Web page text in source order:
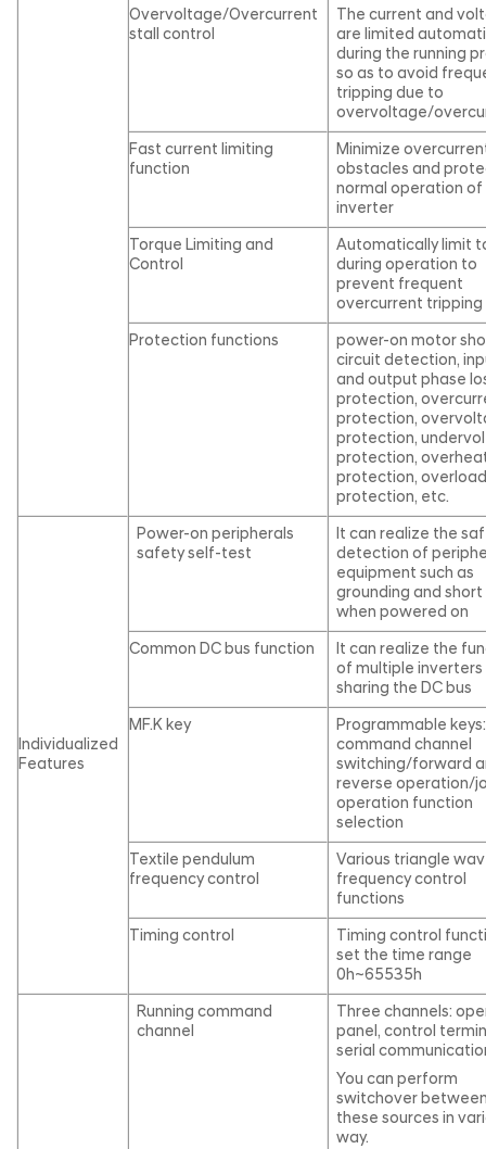
Overvoltage/Overcurrent
stall control
The current and
are limited
during the running
so as to avoid
tripping due to
overvoltage/
Fast current limiting
function
Minimize
obstacles and
normal operation
inverter
Torque Limiting and
Control
Automatically limit
during operation to
prevent frequent
overcurrent tripping
Protection functions
power-on motor
circuit detection,
and output phase
protection,
protection,
protection,
protection,
protection,
protection, etc.
Individualized
Features
Power-on peripherals
safety self-test
It can realize the
detection of
equipment such as
grounding and
when powered on
Common DC bus function
It can realize the
of multiple inverters
sharing the DC bus
MF.K key
Programmable keys:
command channel
switching/forward
reverse operation/
operation function
selection
Textile pendulum
frequency control
Various triangle
frequency control
functions
Timing control
Timing control
set the time range
0h~65535h
Running command
channel
Three channels:
panel, control
serial
You can perform
switchover
these sources in
way.